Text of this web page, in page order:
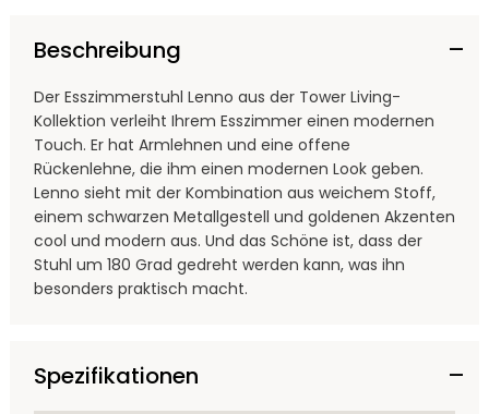
Beschreibung
Der Esszimmerstuhl Lenno aus der Tower Living-
Kollektion verleiht Ihrem Esszimmer einen modernen
Touch. Er hat Armlehnen und eine offene
Rückenlehne, die ihm einen modernen Look geben.
Lenno sieht mit der Kombination aus weichem Stoff,
einem schwarzen Metallgestell und goldenen Akzenten
cool und modern aus. Und das Schöne ist, dass der
Stuhl um 180 Grad gedreht werden kann, was ihn
besonders praktisch macht.
Spezifikationen